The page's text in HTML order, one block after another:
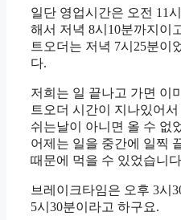
일단 영업시간은 오전 11
해서 저녁 8시10분까지이
트오더는 저녁 7시25분이
다.
저희는 일 끝나고 가면 이
트오더 시간이 지나있어
쉬는날이 아니면 올 수 없
어제는 일을 중간에 일찍
때문에 먹을 수 있었습니
브레이크타임은 오후 3시
5시30분이라고 하구요.